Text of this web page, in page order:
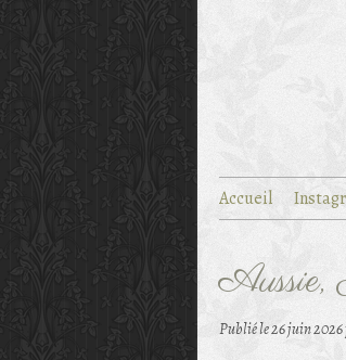
Accueil
Aussie,
Publié le26 juin 2026